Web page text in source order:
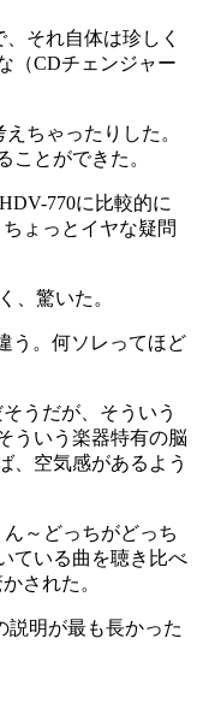
それ自体は珍しく
（CDチェンジャー
ちゃったりした。
とができた。
770に比較的に
ょっとイヤな疑問
、驚いた。
う。何ソレってほど
うだが、そういう
ういう楽器特有の脳
、空気感があるよう
～どっちがどっち
ている曲を聴き比べ
された。
説明が最も長かった